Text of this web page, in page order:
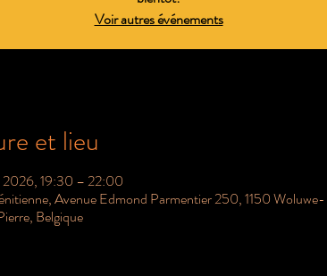
Voir autres événements
et lieu
2026, 19:30 – 22:00
Avenue Edmond Parmentier 250, 1150 Woluwe-
Belgique